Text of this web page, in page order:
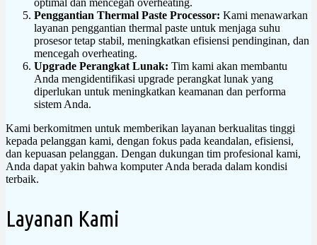
optimal dan mencegah overheating.
Penggantian Thermal Paste Processor: Kami menawarkan
layanan penggantian thermal paste untuk menjaga suhu
prosesor tetap stabil, meningkatkan efisiensi pendinginan, dan
mencegah overheating.
Upgrade Perangkat Lunak: Tim kami akan membantu
Anda mengidentifikasi upgrade perangkat lunak yang
diperlukan untuk meningkatkan keamanan dan performa
sistem Anda.
Kami berkomitmen untuk memberikan layanan berkualitas tinggi
kepada pelanggan kami, dengan fokus pada keandalan, efisiensi,
dan kepuasan pelanggan. Dengan dukungan tim profesional kami,
Anda dapat yakin bahwa komputer Anda berada dalam kondisi
terbaik.
Layanan Kami